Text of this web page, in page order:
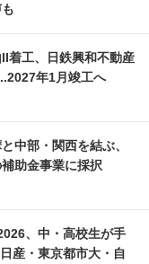
着工、日鉄興和不動産
年1月竣工へ
中部・関西を結ぶ、
助金事業に採択
、中・高校生が手
産・東京都市大・自